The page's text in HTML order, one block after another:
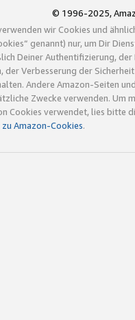
© 1996-2025,
wir Cookies und
genannt) nur, um Dir
Deiner Authentifizierung, der
der Verbesserung der
Andere Amazon-Seiten
Zwecke verwenden. Um
Cookies verwendet, lies bitte
zu Amazon-Cookies.